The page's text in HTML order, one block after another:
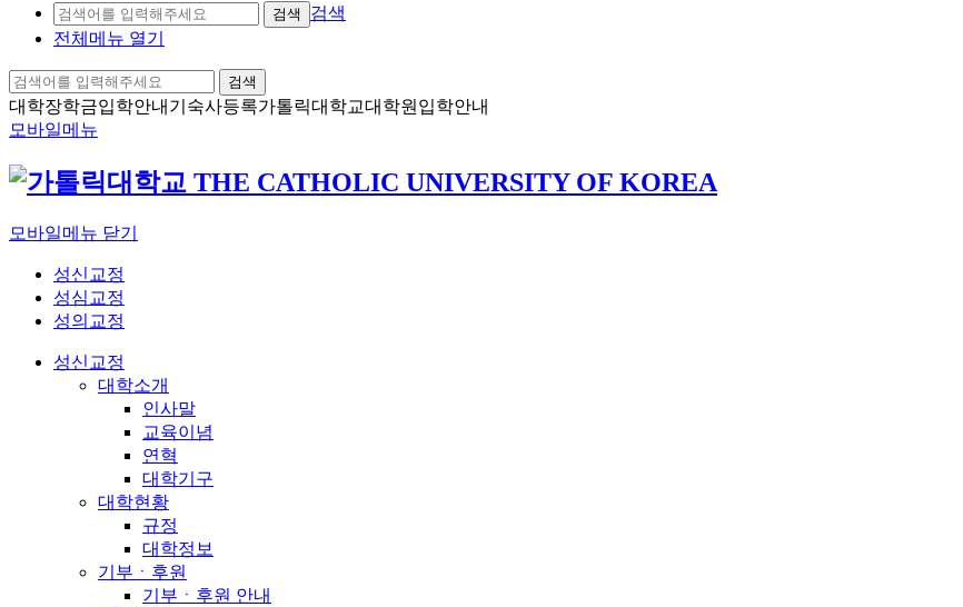
검색
검색
전체메뉴 열기
검색
대학장학금입학안내 기숙사등록가톨릭대학교대학원입학안내
모바일메뉴
모바일메뉴 닫기
성신교정
성심교정
성의교정
성신교정
대학소개
인사말
교육이념
연혁
대학기구
대학현황
규정
대학정보
기부ㆍ후원
기부ㆍ후원 안내